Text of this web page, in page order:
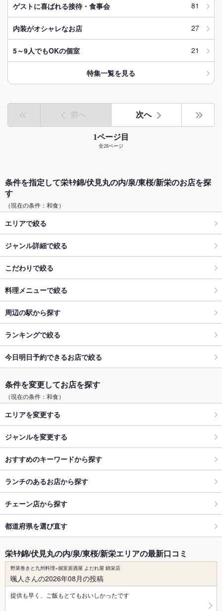
ゲストに喜ばれる接待・食事会 81
内装がオシャレなお店 27
5～9人でもOKの個室 21
特集一覧を見る
前へ 次へ
1ページ目
全28ページ
条件を指定して栄ｷﾀ錦/伏見丸の内/泉/東桜/新栄のお店を探
す
（現在の条件：和食）
エリアで絞る
ジャンル詳細で絞る
こだわりで絞る
料理メニューで絞る
周辺の駅から探す
ランキングで絞る
今日明日予約できるお店で絞る
条件を変更してお店を探す
（現在の条件：和食）
エリアを変更する
ジャンルを変更する
おすすめのキーワードから探す
ランチのあるお店から探す
チェーン店から探す
都道府県を選び直す
栄ｷﾀ錦/伏見丸の内/泉/東桜/新栄エリアの最新口コミ
野菜巻きと九州料理×個室居酒屋 よだれ屋 錦栄店
颯人さんの2026年08月の投稿
提供も早く、ご飯もとてもおいしかったです